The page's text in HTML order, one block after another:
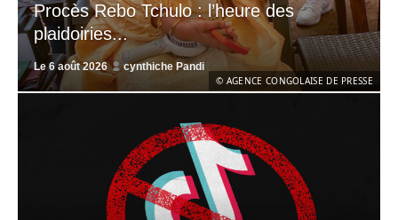
© AGENCE CONGOLAISE DE PRESSE
Procès Rebo Tchulo : l’heure des
plaidoiries...
Le 6 août 2026 cynthiche Pandi